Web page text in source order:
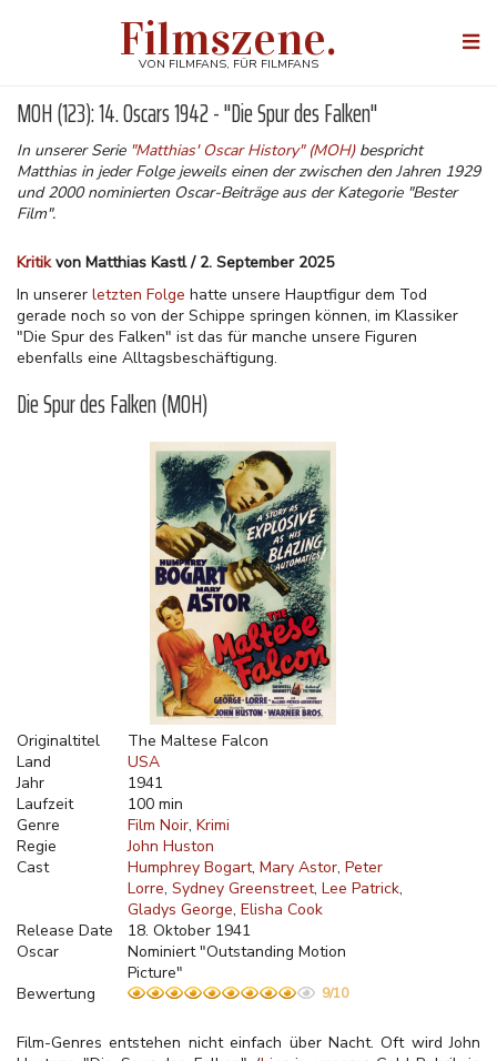
Filmszene.
VON FILMFANS, FÜR FILMFANS
MOH (123): 14. Oscars 1942 - "Die Spur des Falken"
In unserer Serie "Matthias' Oscar History" (MOH)bespricht
Matthias in jeder Folge jeweils einen der zwischen den Jahren 1929
und 2000 nominierten Oscar-Beiträge aus der Kategorie "Bester
Film".
Kritikvon Matthias Kastl / 2. September 2025
In unserer letzten Folge hatte unsere Hauptfigur dem Tod
gerade noch so von der Schippe springen können, im Klassiker
"Die Spur des Falken" ist das für manche unsere Figuren
ebenfalls eine Alltagsbeschäftigung.
Die Spur des Falken (MOH)
Originaltitel
The Maltese Falcon
Land
USA
Jahr
1941
Laufzeit
100 min
Genre
Film Noir Krimi
Regie
John Huston
Cast
Humphrey Bogart Mary Astor Peter
Lorre Sydney Greenstreet Lee Patrick
Gladys George Elisha Cook
Release Date
18. Oktober 1941
Oscar
Nominiert "Outstanding Motion
Picture"
Bewertung
9/10
Film-Genres entstehen nicht einfach über Nacht. Oft wird John